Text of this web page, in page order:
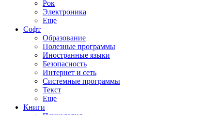
Рок
Электроника
Еще
Софт
Образование
Полезные программы
Иностранные языки
Безопасность
Интернет и сеть
Системные программы
Текст
Еще
Книги